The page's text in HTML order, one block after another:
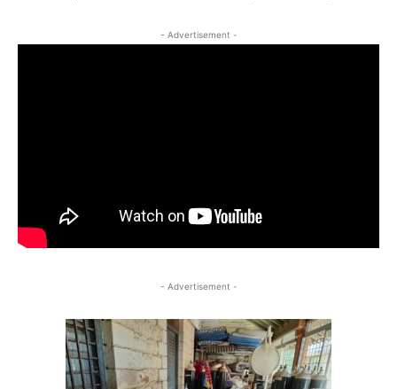
- Advertisement -
- Advertisement -